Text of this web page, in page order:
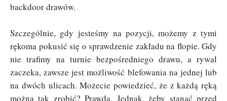
backdoor drawów.
Szczególnie, gdy jesteśmy na pozycji, możemy z tymi
rękoma pokusić się o sprawdzenie zakładu na flopie. Gdy
nie trafimy na turnie bezpośredniego drawu, a rywal
zaczeka, zawsze jest możliwość blefowania na jednej lub
na dwóch ulicach. Możecie powiedzieć, że z każdą ręką
można tak zrobić? Prawda. Jednak, żeby stanąć przed